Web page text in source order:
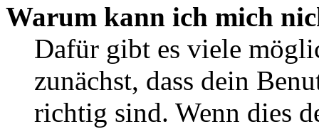
Warum kann ich mich
Dafür gibt es viele
zunächst, dass dein
richtig sind. Wenn dies